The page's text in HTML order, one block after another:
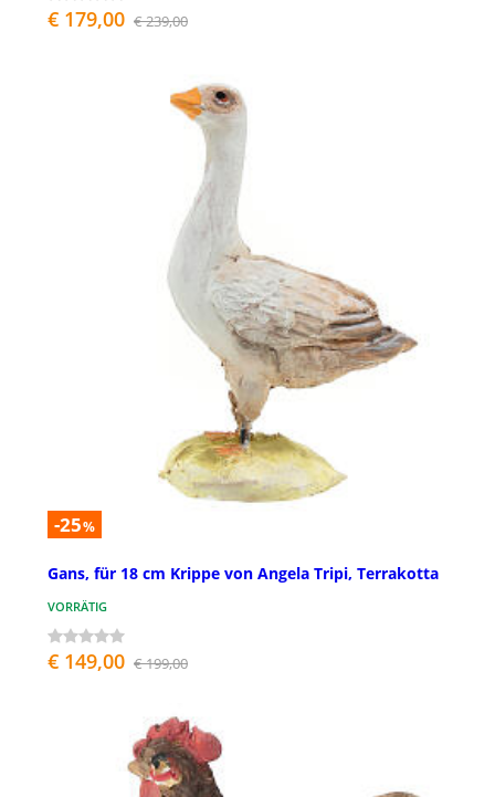
€ 179,00 € 239,00
-25%
Gans, für 18 cm Krippe von Angela Tripi, Terrakotta
VORRÄTIG
€ 149,00 € 199,00